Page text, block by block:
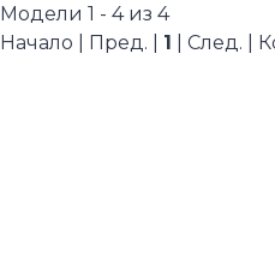
Модели 1 - 4 из 4
Начало | Пред. | 1 | След. |